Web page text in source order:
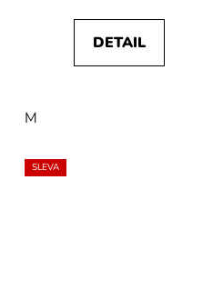
DETAIL
M
SLEVA